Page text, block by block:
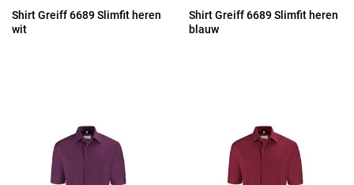
Shirt Greiff 6689 Slimfit heren
wit
Shirt Greiff 6689 Slimfit heren
blauw